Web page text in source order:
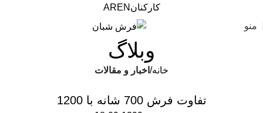
کارکنان EN
AR
منو
وبلاگ
خانه اخبار و مقالات
تفاوت فرش 700 شانه با 1200